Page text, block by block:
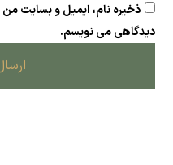
ذخیره نام، ایمیل و بسایت من
دیدگاهی می نویسم.